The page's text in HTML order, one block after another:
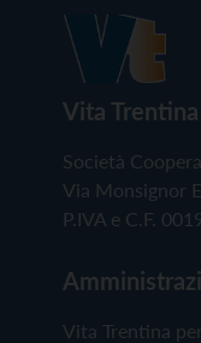
Vita
Società
Via Monsignor
P.IVA e C.F.
Vita Trentina